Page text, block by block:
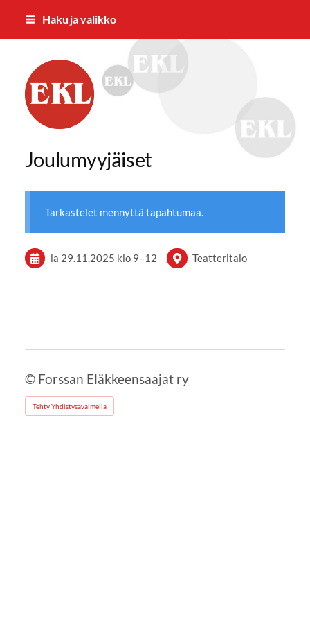
Siirry
Haku ja valikko
Forssan Eläkkeensaajat ry
Joulumyyjäiset
Tarkastelet mennyttä tapahtumaa.
la 29.11.2025 klo 9–12 Teatteritalo
© Forssan Eläkkeensaajat ry
Tehty Yhdistysavaimella